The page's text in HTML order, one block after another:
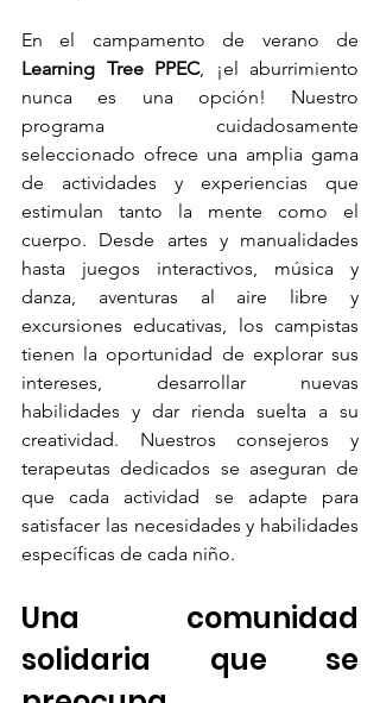
Learning Tree PPEC, ¡el aburrimiento
nunca es una opción! Nuestro
programa cuidadosamente
seleccionado ofrece una amplia gama
de actividades y experiencias que
estimulan tanto la mente como el
cuerpo. Desde artes y manualidades
hasta juegos interactivos, música y
danza, aventuras al aire libre y
excursiones educativas, los campistas
tienen la oportunidad de explorar sus
intereses, desarrollar nuevas
habilidades y dar rienda suelta a su
creatividad. Nuestros consejeros y
terapeutas dedicados se aseguran de
que cada actividad se adapte para
satisfacer las necesidades y habilidades
específicas de cada niño.
Una comunidad
solidaria que se